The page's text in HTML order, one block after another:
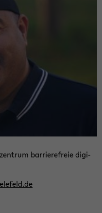
bar­rie­re­freie di­gi­